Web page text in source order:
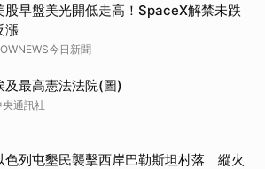
股早盤美光開低走高！SpaceX解禁未跌
漲
今日新聞
及最高憲法法院(圖)
央通訊社
色列屯墾民襲擊西岸巴勒斯坦村落 縱火